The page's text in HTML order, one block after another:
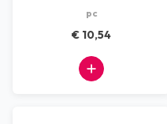
pc
€ 10,54